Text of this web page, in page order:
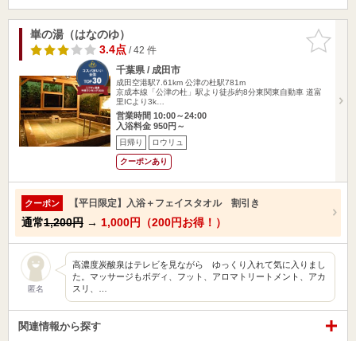
お気に入
りに追加
崋の湯（はなのゆ）
3.4点/ 42 件
千葉県 / 成田市
成田空港駅7.61km 公津の杜駅781m
京成本線「公津の杜」駅より徒歩約8分東関東自動車 道富
里ICより3k…
営業時間 10:00～24:00
入浴料金 950円～
日帰り ロウリュ
クーポンあり
クーポン 【平日限定】入浴＋フェイスタオル 割引き
通常1,200円 → 1,000円（200円お得！）
匿名
高濃度炭酸泉はテレビを見ながら ゆっくり入れて気に入りまし
た。マッサージもボディ、フット、アロマトリートメント、アカ
スリ、…
関連情報から探す